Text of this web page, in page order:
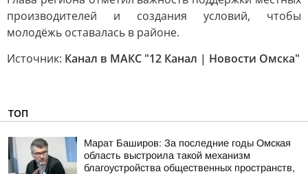
производителей и создания условий, чтобы
молодёжь оставалась в районе.
Источник: Канал в МАКС "12 Канал | Новости Омска"
ТОП
Марат Баширов: За последние годы Омская
область выстроила такой механизм
благоустройства общественных пространств,